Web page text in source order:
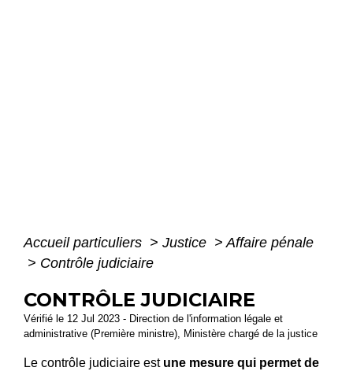
Accueil particuliers > Justice > Affaire pénale
> Contrôle judiciaire
CONTRÔLE JUDICIAIRE
Vérifié le 12 Jul 2023 - Direction de l'information légale et
administrative (Première ministre), Ministère chargé de la justice
Le contrôle judiciaire est une mesure qui permet de